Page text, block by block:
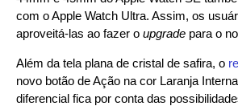
com o Apple Watch Ultra. Assim, os
aproveitá-las ao fazer o upgrade para o
Além da tela plana de cristal de safira, o
novo botão de Ação na cor Laranja
diferencial fica por conta das